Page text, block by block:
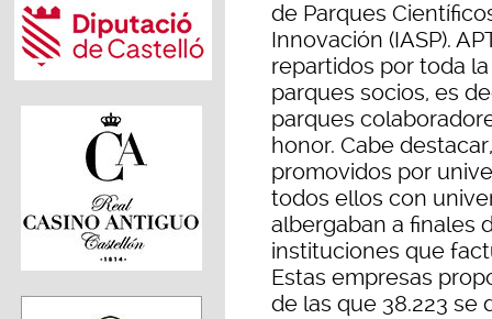
de Parques
Innovación (IASP).
repartidos por toda
parques socios, es
parques
honor. Cabe
promovidos por
todos ellos con
albergaban a finales
instituciones que
Estas empresas
de las que 38.223 se